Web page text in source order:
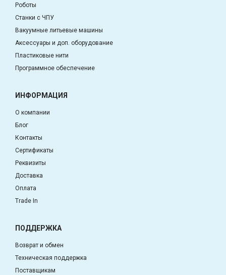
Роботы
Станки с ЧПУ
Вакуумные литьевые машины
Аксессуары и доп. оборудование
Пластиковые нити
Программное обеспечение
ИНФОРМАЦИЯ
О компании
Блог
Контакты
Сертификаты
Реквизиты
Доставка
Оплата
Trade In
ПОДДЕРЖКА
Возврат и обмен
Техническая поддержка
Поставщикам